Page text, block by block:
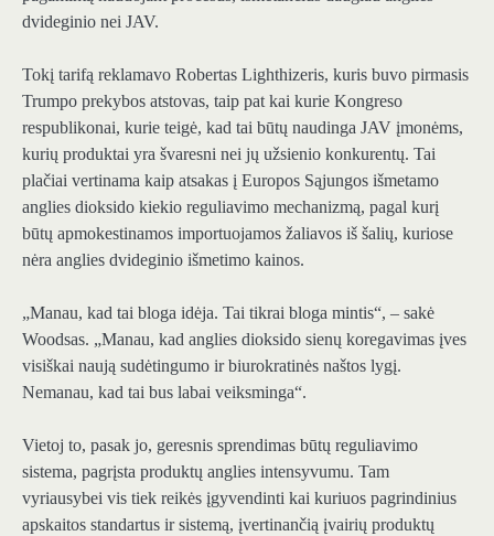
dvideginio nei JAV.
Tokį tarifą reklamavo Robertas Lighthizeris, kuris buvo pirmasis
Trumpo prekybos atstovas, taip pat kai kurie Kongreso
respublikonai, kurie teigė, kad tai būtų naudinga JAV įmonėms,
kurių produktai yra švaresni nei jų užsienio konkurentų. Tai
plačiai vertinama kaip atsakas į Europos Sąjungos išmetamo
anglies dioksido kiekio reguliavimo mechanizmą, pagal kurį
būtų apmokestinamos importuojamos žaliavos iš šalių, kuriose
nėra anglies dvideginio išmetimo kainos.
„Manau, kad tai bloga idėja. Tai tikrai bloga mintis“, – sakė
Woodsas. „Manau, kad anglies dioksido sienų koregavimas įves
visiškai naują sudėtingumo ir biurokratinės naštos lygį.
Nemanau, kad tai bus labai veiksminga“.
Vietoj to, pasak jo, geresnis sprendimas būtų reguliavimo
sistema, pagrįsta produktų anglies intensyvumu. Tam
vyriausybei vis tiek reikės įgyvendinti kai kuriuos pagrindinius
apskaitos standartus ir sistemą, įvertinančią įvairių produktų